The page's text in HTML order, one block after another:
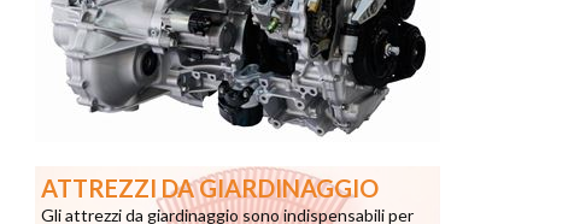
ATTREZZI DA GIARDINAGGIO
Gli attrezzi da giardinaggio sono indispensabili per